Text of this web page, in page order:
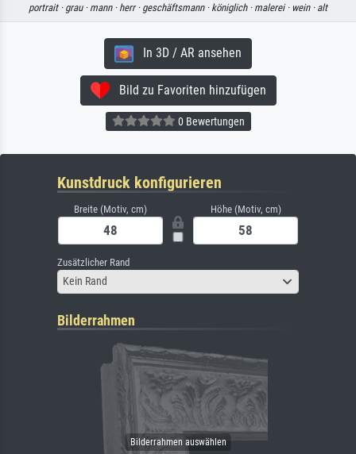
portrait · grau · mann · herr · geschäftsmann · königlich · malerei · wein · alt
In 3D / AR ansehen
Bild zu Favoriten hinzufügen
0 Bewertungen
Kunstdruck konfigurieren
Breite (Motiv, cm) Höhe (Motiv, cm)
Zusätzlicher Rand
Kein Rand
Bilderrahmen